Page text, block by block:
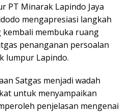
PT Minarak Lapindo Jaya
mengapresiasi langkah
kembali membuka ruang
penanganan persoalan
lumpur Lapindo.
Satgas menjadi wadah
untuk menyampaikan
penjelasan mengenai